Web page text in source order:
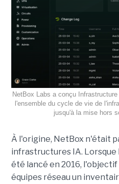
NetBox Labs a conçu
l'ensemble du cycle de vie de
jusqu'à la mise hors
À l'origine, NetBox n'était
infrastructures IA. Lorsque
été lancé en 2016,
équipes réseau un